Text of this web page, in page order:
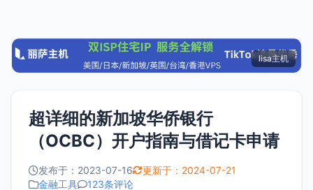
lisa主机
超详细的新加坡华侨银行
（OCBC）开户指南与借记卡申请
发布于：2023-07-16
更新于：2024-07-21
金融工具
123条评论